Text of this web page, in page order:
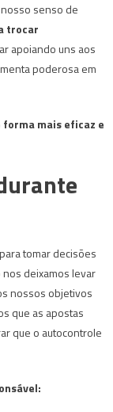
senso de
trocar
apoiando uns aos
poderosa em
forma mais eficaz e
tomar decisões
deixamos levar
nossos objetivos
que as apostas
que o autocontrole